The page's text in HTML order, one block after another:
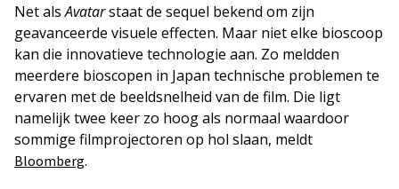
Net alsAvatarstaat de sequel bekend om zijn
geavanceerde visuele effecten. Maar niet elke bioscoop
kan die innovatieve technologie aan. Zo meldden
meerdere bioscopen in Japan technische problemen te
ervaren met de beeldsnelheid van de film. Die ligt
namelijk twee keer zo hoog als normaal waardoor
sommige filmprojectoren op hol slaan, meldt
Bloomberg.